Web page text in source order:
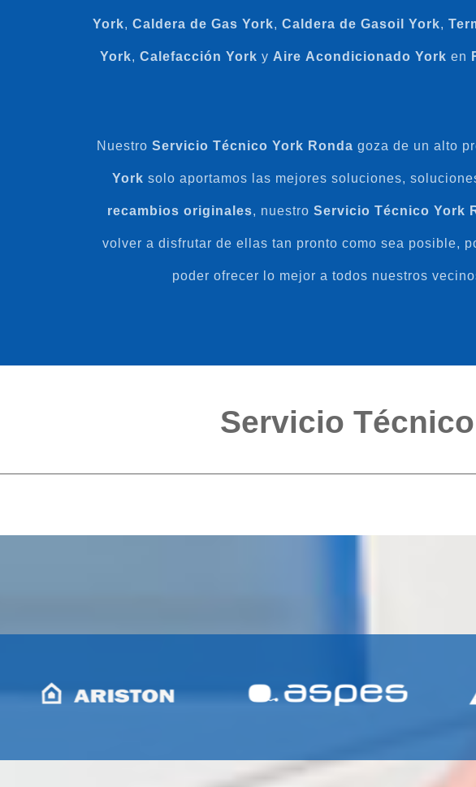
York, Caldera de Gas York, Caldera de Gasoil York,
York, Calefacción York y Aire Acondicionado York en
Nuestro Servicio Técnico York Ronda goza de un alto
York solo aportamos las mejores soluciones,
recambios originales, nuestro Servicio Técnico York
volver a disfrutar de ellas tan pronto como sea posible,
poder ofrecer lo mejor a todos nuestros
Servicio